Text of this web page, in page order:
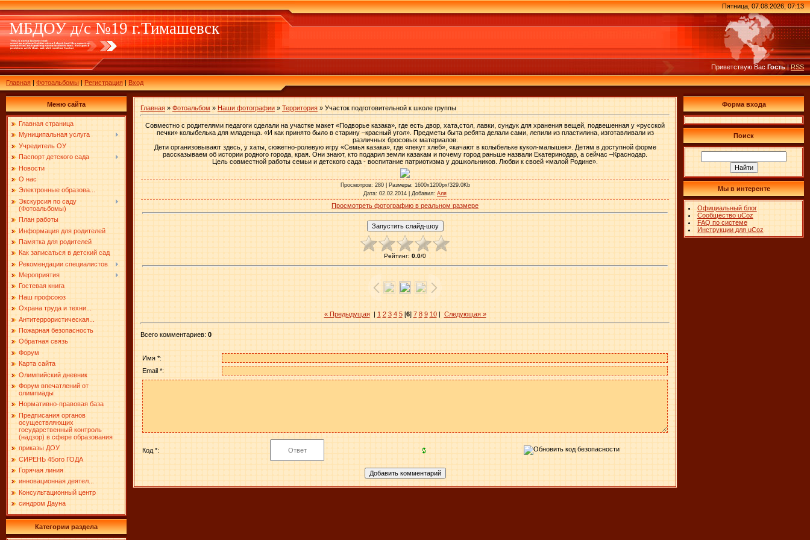
МБДОУ д/с №19 г.Тимашевск
Главная|Фотоальбомы|Регистрация|Вход
Пятница, 07.08.2026, 07:13
Приветствую Вас Гость|RSS
Меню сайта
Главная страница
Муниципальная услуга
Учредитель ОУ
Паспорт детского сада
Новости
О нас
Электронные образова...
Экскурсия по саду
(Фотоальбомы)
План работы
Информация для родителей
Памятка для родителей
Как записаться в детский сад
Рекомендации специалистов
Мероприятия
Гостевая книга
Наш профсоюз
Охрана труда и техни...
Антитеррористическая...
Пожарная безопасность
Обратная связь
Форум
Карта сайта
Олимпийский дневник
Форум впечатлений от
олимпиады
Нормативно-правовая база
Предписания органов
осуществляющих
государственный контроль
(надзор) в сфере образования
приказы ДОУ
СИРЕНЬ 45ого ГОДА
Горячая линия
инновационная деятел...
Консультационный центр
синдром Дауна
Категории раздела
Главная » Фотоальбом » Наши фотографии » Территория » Участок подготовительной к школе группы
Совместно с родителями педагоги сделали на участке макет «Подворье казака», где есть двор, хата,стол, лавки, сундук для хранения вещей, подвешенная у «русской
печки» колыбелька для младенца. «И как принято было в старину –красный угол». Предметы быта ребята делали сами, лепили из пластилина, изготавливали из
различных бросовых материалов.
Дети организовывают здесь, у хаты, сюжетно-ролевую игру «Семья казака», где «пекут хлеб», «качают в колыбельке кукол-малышек». Детям в доступной форме
рассказываем об истории родного города, края. Они знают, кто подарил земли казакам и почему город раньше назвали Екатеринодар, а сейчас –Краснодар.
Цель совместной работы семьи и детского сада - воспитание патриотизма у дошкольников. Любви к своей «малой Родине».
Просмотров: 280 | Размеры: 1600x1200px/329.0Kb
Дата: 02.02.2014 | Добавил: Аля
Просмотреть фотографию в реальном размере
Рейтинг: 0.0/0
« Предыдущая| 1 2 3 4 5[6] 7 8 9 10| Следующая »
Всего комментариев: 0
Имя *:
Email *:
Код *:
Форма входа
Поиск
Мы в интеренте
Официальный блог
Сообщество uCoz
FAQ по системе
Инструкции для uCoz